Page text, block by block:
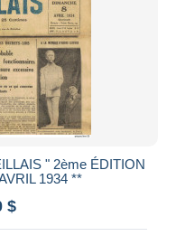
" 2ème ÉDITION
1934 **
$